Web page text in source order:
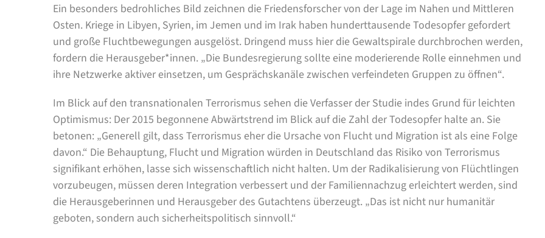
Ein besonders bedrohliches Bild zeichnen die Friedensforscher von der Lage im Nahen und Mittleren
Osten. Kriege in Libyen, Syrien, im Jemen und im Irak haben hunderttausende Todesopfer gefordert
und große Fluchtbewegungen ausgelöst. Dringend muss hier die Gewaltspirale durchbrochen werden,
fordern die Herausgeber*innen. „Die Bundesregierung sollte eine moderierende Rolle einnehmen und
ihre Netzwerke aktiver einsetzen, um Gesprächskanäle zwischen verfeindeten Gruppen zu öffnen“.
Im Blick auf den transnationalen Terrorismus sehen die Verfasser der Studie indes Grund für leichten
Optimismus: Der 2015 begonnene Abwärtstrend im Blick auf die Zahl der Todesopfer halte an. Sie
betonen: „Generell gilt, dass Terrorismus eher die Ursache von Flucht und Migration ist als eine Folge
davon.“ Die Behauptung, Flucht und Migration würden in Deutschland das Risiko von Terrorismus
signifikant erhöhen, lasse sich wissenschaftlich nicht halten. Um der Radikalisierung von Flüchtlingen
vorzubeugen, müssen deren Integration verbessert und der Familiennachzug erleichtert werden, sind
die Herausgeberinnen und Herausgeber des Gutachtens überzeugt. „Das ist nicht nur humanitär
geboten, sondern auch sicherheitspolitisch sinnvoll.“